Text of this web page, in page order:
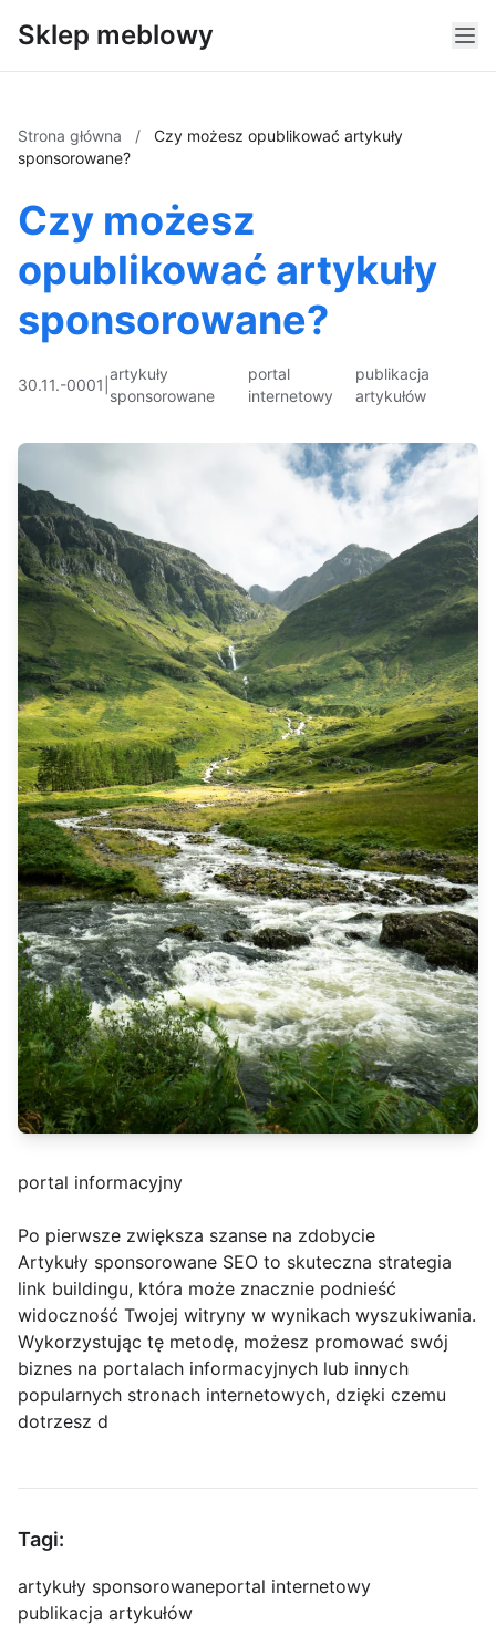
Sklep meblowy
Strona główna /
Czy możesz opublikować artykuły
sponsorowane?
Czy możesz
opublikować artykuły
sponsorowane?
30.11.-0001
artykuły
sponsorowane
portal
internetowy
publikacja
artykułów
portal informacyjny
Po pierwsze zwiększa szanse na zdobycie
Artykuły sponsorowane SEO to skuteczna strategia
link buildingu, która może znacznie podnieść
widoczność Twojej witryny w wynikach wyszukiwania.
Wykorzystując tę metodę, możesz promować swój
biznes na portalach informacyjnych lub innych
popularnych stronach internetowych, dzięki czemu
dotrzesz d
Tagi:
artykuły sponsorowaneportal internetowy
publikacja artykułów